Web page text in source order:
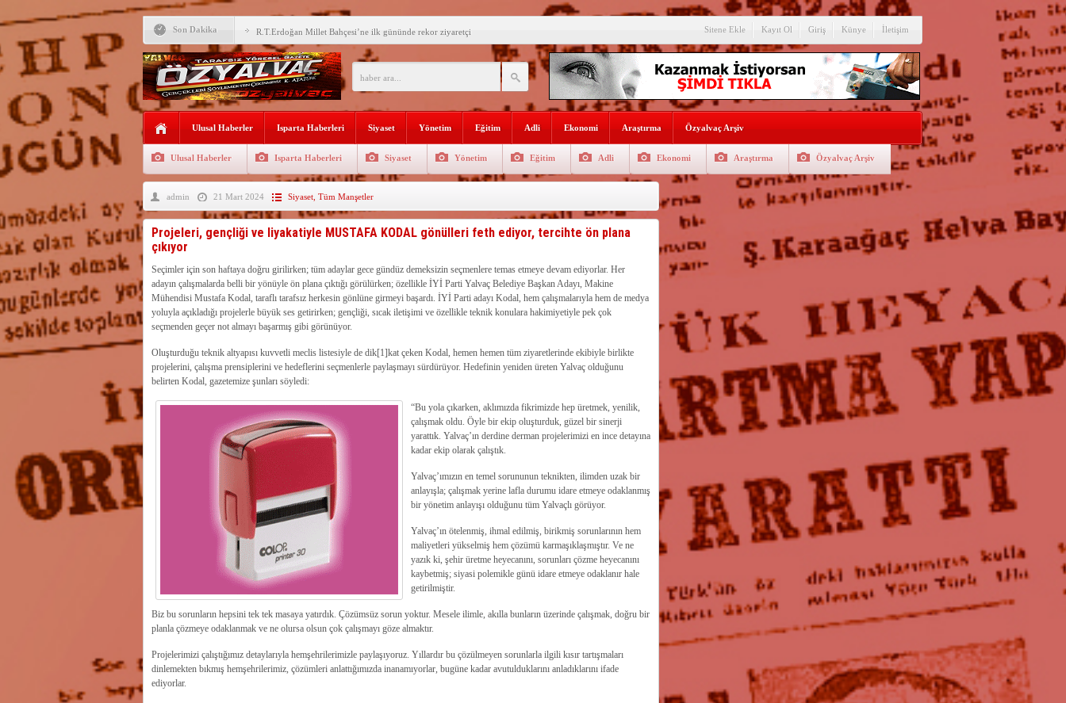
Son Dakika R.T.Erdoğan Millet Bahçesi’ne ilk gününde rekor ziyaretçi
YALVAÇ’TA LGS BAŞARISININ ADI: AKDENİZ
EĞİTİM KURUMLARI
Fırsatları Avantaja Dönüştürecek Fuar: Yapısparta
TOKİ, Isparta’da 9 Gayrimenkulü Açık Artırmayla Satışa
Sunacak
İleği ile Kurusarı arasına sathi kaplama yapıldı
Yalvaç’ta LGS Başarısı Yükselişini Sürdürüyor
Uyaroğlu’nun konukları Özel, Tüfekçi ve Bayar
açıklama
Sitene Ekle Kayıt Ol Giriş Künye İletişim
Ulusal Haberler Isparta Haberleri Siyaset Yönetim Eğitim Adli Ekonomi Araştırma Özyalvaç Arşiv
Ulusal Haberler Isparta Haberleri Siyaset Yönetim Eğitim Adli Ekonomi Araştırma Özyalvaç Arşiv
admin 21 Mart 2024 Siyaset, Tüm Manşetler
Projeleri, gençliği ve liyakatiyle MUSTAFA KODAL gönülleri feth ediyor, tercihte ön plana
çıkıyor
Seçimler için son haftaya doğru girilirken; tüm adaylar gece gündüz demeksizin seçmenlere temas etmeye devam ediyorlar. Her
adayın çalışmalarda belli bir yönüyle ön plana çıktığı görülürken; özellikle İYİ Parti Yalvaç Belediye Başkan Adayı, Makine
Mühendisi Mustafa Kodal, taraflı tarafsız herkesin gönlüne girmeyi başardı. İYİ Parti adayı Kodal, hem çalışmalarıyla hem de medya
yoluyla açıkladığı projelerle büyük ses getirirken; gençliği, sıcak iletişimi ve özellikle teknik konulara hakimiyetiyle pek çok
seçmenden geçer not almayı başarmış gibi görünüyor.
Oluşturduğu teknik altyapısı kuvvetli meclis listesiyle de dik[1]kat çeken Kodal, hemen hemen tüm ziyaretlerinde ekibiyle birlikte
projelerini, çalışma prensiplerini ve hedeflerini seçmenlerle paylaşmayı sürdürüyor. Hedefinin yeniden üreten Yalvaç olduğunu
belirten Kodal, gazetemize şunları söyledi:
“Bu yola çıkarken, aklımızda fikrimizde hep üretmek, yenilik,
çalışmak oldu. Öyle bir ekip oluşturduk, güzel bir sinerji
yarattık. Yalvaç’ın derdine derman projelerimizi en ince detayına
kadar ekip olarak çalıştık.
Yalvaç’ımızın en temel sorununun teknikten, ilimden uzak bir
anlayışla; çalışmak yerine lafla durumu idare etmeye odaklanmış
bir yönetim anlayışı olduğunu tüm Yalvaçlı görüyor.
Yalvaç’ın ötelenmiş, ihmal edilmiş, birikmiş sorunlarının hem
maliyetleri yükselmiş hem çözümü karmaşıklaşmıştır. Ve ne
yazık ki, şehir üretme heyecanını, sorunları çözme heyecanını
kaybetmiş; siyasi polemikle günü idare etmeye odaklanır hale
getirilmiştir.
Biz bu sorunların hepsini tek tek masaya yatırdık. Çözümsüz sorun yoktur. Mesele ilimle, akılla bunların üzerinde çalışmak, doğru bir
planla çözmeye odaklanmak ve ne olursa olsun çok çalışmayı göze almaktır.
Projelerimizi çalıştığımız detaylarıyla hemşehrilerimizle paylaşıyoruz. Yıllardır bu çözülmeyen sorunlarla ilgili kısır tartışmaları
dinlemekten bıkmış hemşehrilerimiz, çözümleri anlattığımızda inanamıyorlar, bugüne kadar avutulduklarını anladıklarını ifade
ediyorlar.